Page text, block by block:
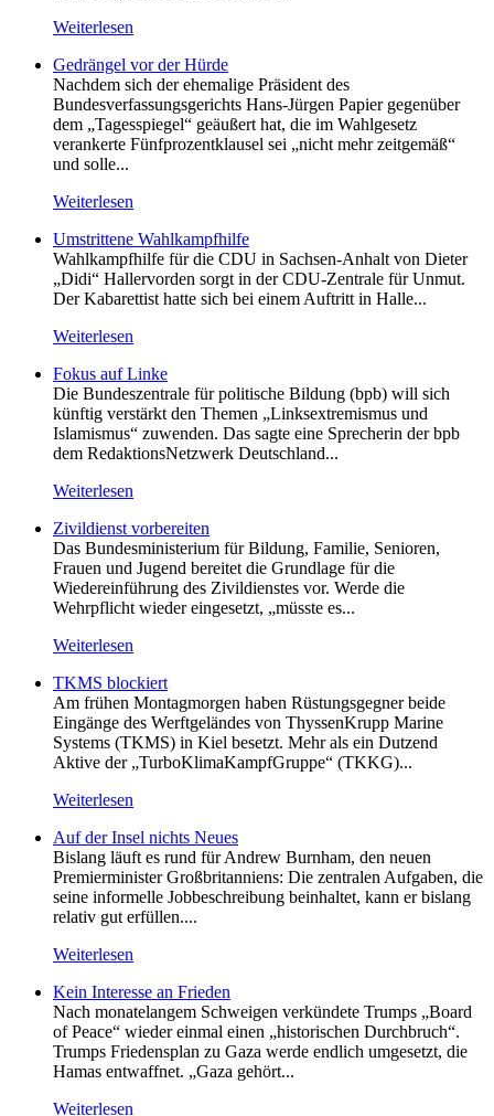
Weiterlesen
Gedrängel vor der Hürde
Nachdem sich der ehemalige Präsident des
Bundesverfassungsgerichts Hans-Jürgen Papier gegenüber
dem „Tagesspiegel“ geäußert hat, die im Wahlgesetz
verankerte Fünfprozentklausel sei „nicht mehr zeitgemäß“
und solle...
Weiterlesen
Umstrittene Wahlkampfhilfe
Wahlkampfhilfe für die CDU in Sachsen-Anhalt von Dieter
„Didi“ Hallervorden sorgt in der CDU-Zentrale für Unmut.
Der Kabarettist hatte sich bei einem Auftritt in Halle...
Weiterlesen
Fokus auf Linke
Die Bundeszentrale für politische Bildung (bpb) will sich
künftig verstärkt den Themen „Linksextremismus und
Islamismus“ zuwenden. Das sagte eine Sprecherin der bpb
dem RedaktionsNetzwerk Deutschland...
Weiterlesen
Zivildienst vorbereiten
Das Bundesministerium für Bildung, Familie, Senioren,
Frauen und Jugend bereitet die Grundlage für die
Wiedereinführung des Zivildienstes vor. Werde die
Wehrpflicht wieder eingesetzt, „müsste es...
Weiterlesen
TKMS blockiert
Am frühen Montagmorgen haben Rüstungsgegner beide
Eingänge des Werftgeländes von ThyssenKrupp Marine
Systems (TKMS) in Kiel besetzt. Mehr als ein Dutzend
Aktive der „TurboKlimaKampfGruppe“ (TKKG)...
Weiterlesen
Auf der Insel nichts Neues
Bislang läuft es rund für Andrew Burnham, den neuen
Premierminister Großbritanniens: Die zentralen Aufgaben, die
seine informelle Jobbeschreibung beinhaltet, kann er bislang
relativ gut erfüllen....
Weiterlesen
Kein Inte­resse an Frieden
Nach monatelangem Schweigen verkündete Trumps „Board
of Peace“ wieder einmal einen „historischen Durchbruch“.
Trumps Friedensplan zu Gaza werde endlich umgesetzt, die
Hamas entwaffnet. „Gaza gehört...
Weiterlesen